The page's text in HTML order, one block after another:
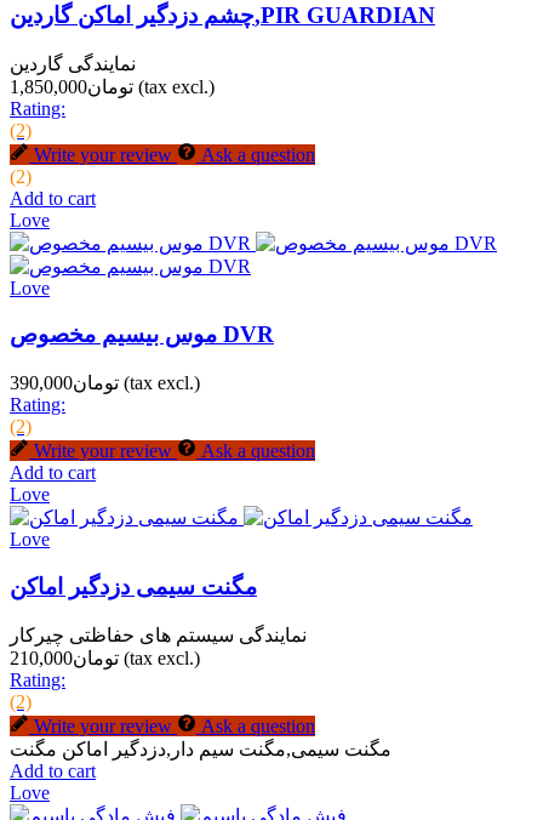
چشم دزدگیر اماکن گاردین,PIR GUARDIAN
نمایندگی گاردین
تومان1,850,000 (tax excl.)
Rating:
(2)
Write your review
Ask a question
(2)
Add to cart
Love
Love
موس بیسیم مخصوص DVR
تومان390,000 (tax excl.)
Rating:
(2)
Write your review
Ask a question
Add to cart
Love
Love
مگنت سیمی دزدگیر اماکن
نمایندگی سیستم های حفاظتی چیرکار
تومان210,000 (tax excl.)
Rating:
(2)
Write your review
Ask a question
Add to cart
Love